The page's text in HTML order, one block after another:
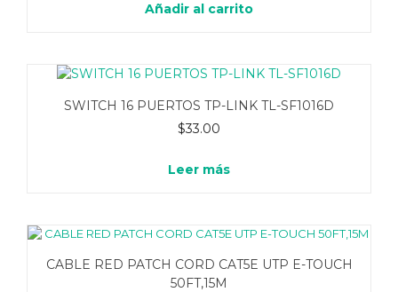
Añadir al carrito
SWITCH 16 PUERTOS TP-LINK TL-SF1016D
$33.00
Leer más
CABLE RED PATCH CORD CAT5E UTP E-TOUCH
50FT,15M